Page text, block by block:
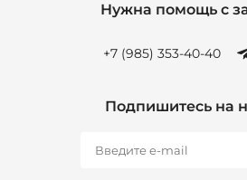
Нужна помощь с
+7 (985) 353-40-40
Подпишитесь на